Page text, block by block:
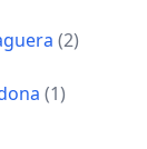
(2)
(1)